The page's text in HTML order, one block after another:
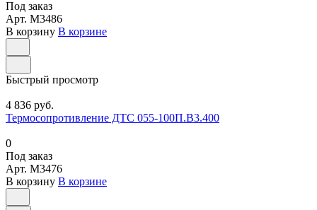
Под заказ
Арт. M3486
В корзину В корзине
Быстрый просмотр
4 836 руб.
Термосопротивление ДТС 055-100П.В3.400
0
Под заказ
Арт. M3476
В корзину В корзине